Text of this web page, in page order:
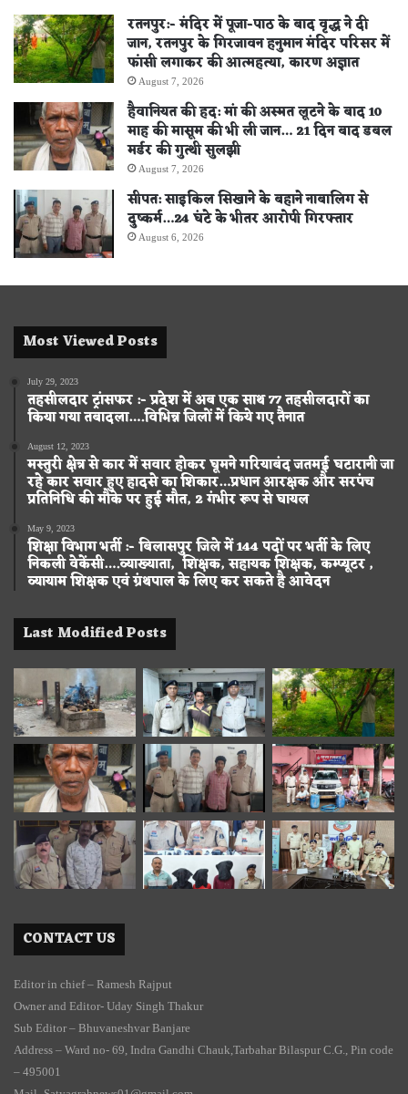
रतनपुर:- मंदिर में पूजा-पाठ के बाद वृद्ध ने दी
जान, रतनपुर के गिरजावन हनुमान मंदिर परिसर में
फांसी लगाकर की आत्महत्या, कारण अज्ञात
August 7, 2026
हैवानियत की हद: मां की अस्मत लूटने के बाद 10
माह की मासूम की भी ली जान… 21 दिन बाद डबल
मर्डर की गुत्थी सुलझी
August 7, 2026
सीपत: साइकिल सिखाने के बहाने नाबालिग से
दुष्कर्म…24 घंटे के भीतर आरोपी गिरफ्तार
August 6, 2026
Most Viewed Posts
July 29, 2023
तहसीलदार ट्रांसफर :- प्रदेश में अब एक साथ 77 तहसीलदारों का
किया गया तबादला….विभिन्न जिलों में किये गए तैनात
August 12, 2023
मस्तुरी क्षेत्र से कार में सवार होकर घूमने गरियाबंद जतमई घटारानी जा
रहे कार सवार हुए हादसे का शिकार…प्रधान आरक्षक और सरपंच
प्रतिनिधि की मौके पर हुई मौत, 2 गंभीर रूप से घायल
May 9, 2023
शिक्षा विभाग भर्ती :- बिलासपुर जिले में 144 पदों पर भर्ती के लिए
निकली वेकेंसी….व्याख्याता, शिक्षक, सहायक शिक्षक, कम्प्यूटर ,
व्यायाम शिक्षक एवं ग्रंथपाल के लिए कर सकते है आवेदन
Last Modified Posts
CONTACT US
Editor in chief – Ramesh Rajput
Owner and Editor- Uday Singh Thakur
Sub Editor – Bhuvaneshvar Banjare
Address – Ward no- 69, Indra Gandhi Chauk,Tarbahar Bilaspur C.G., Pin code
– 495001